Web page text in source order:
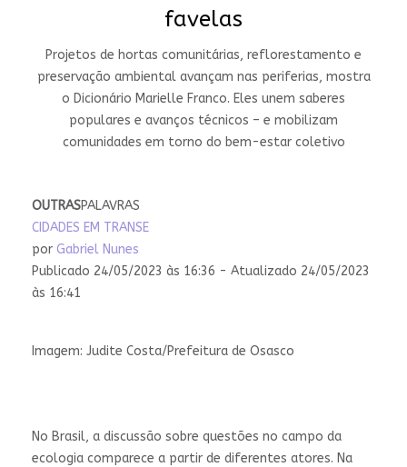
favelas
Projetos de hortas comunitárias, reflorestamento e
preservação ambiental avançam nas periferias, mostra
o Dicionário Marielle Franco. Eles unem saberes
populares e avanços técnicos – e mobilizam
comunidades em torno do bem-estar coletivo
OUTRASPALAVRAS
CIDADES EM TRANSE
por Gabriel Nunes
Publicado 24/05/2023 às 16:36 - Atualizado 24/05/2023
às 16:41
Imagem: Judite Costa/Prefeitura de Osasco
No Brasil, a discussão sobre questões no campo da
ecologia comparece a partir de diferentes atores. Na